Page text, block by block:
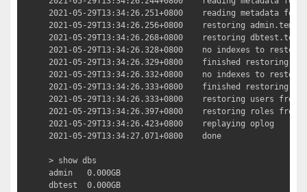
2021-05-29T13:34:26.251+0800	reading metadata for admin.tempusers from /opt/fullbackup/admin/tempusers.metadata.json
2021-05-29T13:34:26.256+0800	restoring admin.tempusers from /opt/fullbackup/admin/tempusers.bson
2021-05-29T13:34:26.268+0800	restoring dbtest.testuser from /opt/fullbackup/dbtest/testuser.bson
2021-05-29T13:34:26.328+0800	no indexes to restore
2021-05-29T13:34:26.329+0800	finished restoring admin.tempusers (6 documents)
2021-05-29T13:34:26.332+0800	no indexes to restore
2021-05-29T13:34:26.333+0800	finished restoring dbtest.testuser (100 documents)
2021-05-29T13:34:26.333+0800	restoring users from /opt/fullbackup/admin/system.users.bson
2021-05-29T13:34:26.397+0800	restoring roles from /opt/fullbackup/admin/system.roles.bson
2021-05-29T13:34:26.423+0800	replaying oplog
2021-05-29T13:34:27.071+0800	done
> show dbs
admin   0.000GB
dbtest  0.000GB